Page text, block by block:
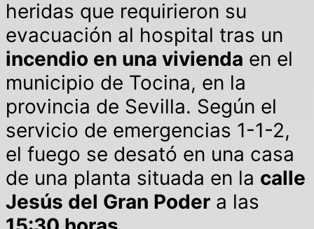
heridas que requirieron su
evacuación al hospital tras un
incendio en una vivienda en el
municipio de Tocina, en la
provincia de Sevilla. Según el
servicio de emergencias 1-1-2,
el fuego se desató en una casa
de una planta situada en la calle
Jesús del Gran Poder a las